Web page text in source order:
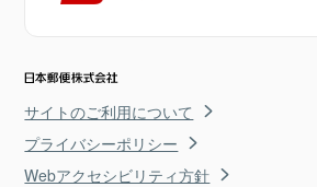
サイトのご利用について
プライバシーポリシー
Webアクセシビリティ方針